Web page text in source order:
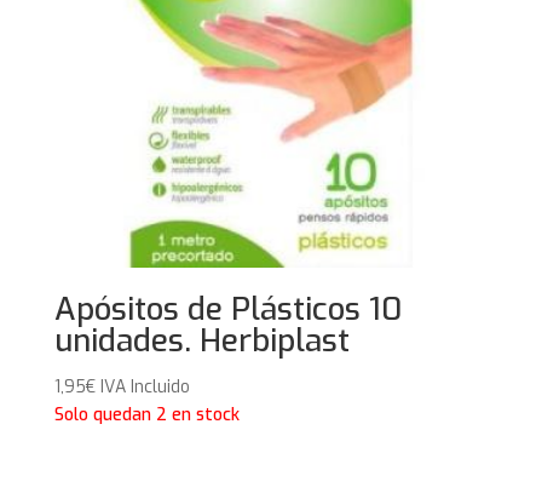
Apósitos de Plásticos 10
unidades. Herbiplast
1,95€ IVA Incluido
Solo quedan 2 en stock